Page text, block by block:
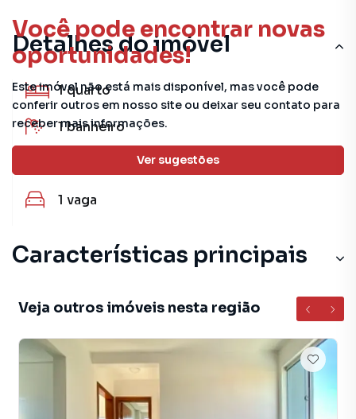
Você pode encontrar novas
oportunidades!
Este imóvel não está mais disponível, mas você pode
conferir outros em nosso site ou deixar seu contato para
receber mais informações.
Ver sugestões
Detalhes do imóvel
1 quarto
1banheiro
1 vaga
Características principais
Lavanderia
Veja outros imóveis nesta região